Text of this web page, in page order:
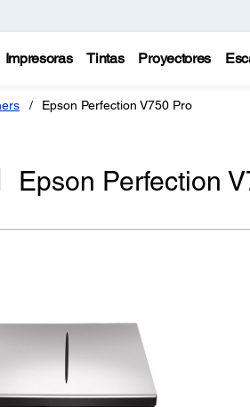
Impresoras Tintas Proyectores
Epson Perfection V750 Pro
Epson Perfection